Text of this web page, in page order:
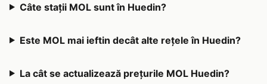
Câte stații MOL sunt în Huedin?
Este MOL mai ieftin decât alte rețele în Huedin?
La cât se actualizează prețurile MOL Huedin?